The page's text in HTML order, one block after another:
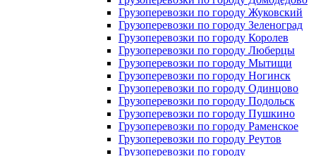
Грузоперевозки по городу Жуковский
Грузоперевозки по городу Зеленоград
Грузоперевозки по городу Королев
Грузоперевозки по городу Люберцы
Грузоперевозки по городу Мытищи
Грузоперевозки по городу Ногинск
Грузоперевозки по городу Одинцово
Грузоперевозки по городу Подольск
Грузоперевозки по городу Пушкино
Грузоперевозки по городу Раменское
Грузоперевозки по городу Реутов
Грузоперевозки по городу